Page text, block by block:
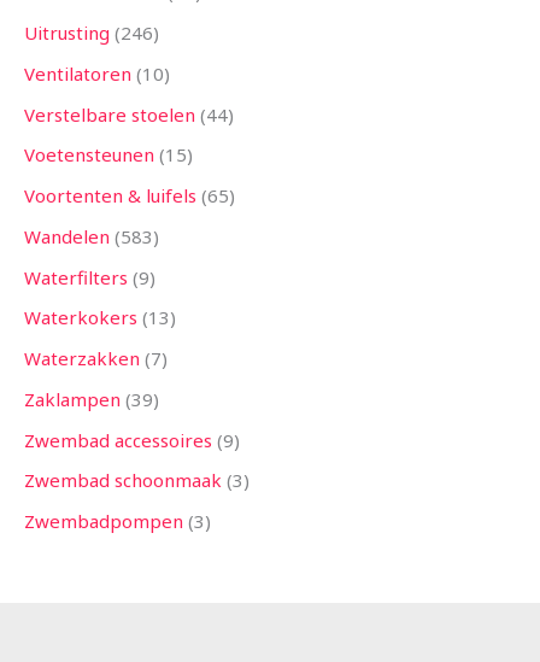
Uitrusting 246
Ventilatoren 10
Verstelbare stoelen 44
Voetensteunen 15
Voortenten & luifels 65
Wandelen 583
Waterfilters 9
Waterkokers 13
Waterzakken 7
Zaklampen 39
Zwembad accessoires 9
Zwembad schoonmaak 3
Zwembadpompen 3